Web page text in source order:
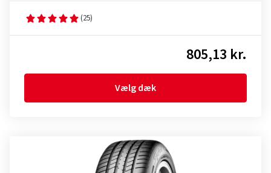
(25)
805,13 kr.
Vælg dæk